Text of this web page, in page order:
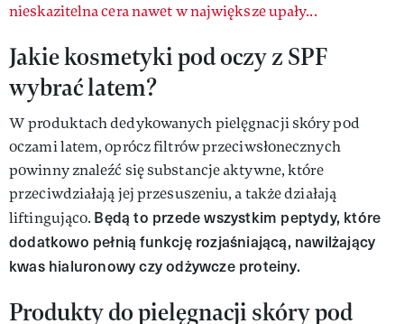
nieskazitelna cera nawet w największe upały...
Jakie kosmetyki pod oczy z SPF
wybrać latem?
W produktach dedykowanych pielęgnacji skóry pod
oczami latem, oprócz filtrów przeciwsłonecznych
powinny znaleźć się substancje aktywne, które
przeciwdziałają jej przesuszeniu, a także działają
liftingująco. Będą to przede wszystkim peptydy, które
dodatkowo pełnią funkcję rozjaśniającą, nawilżający
kwas hialuronowy czy odżywcze proteiny.
Produkty do pielęgnacji skóry pod